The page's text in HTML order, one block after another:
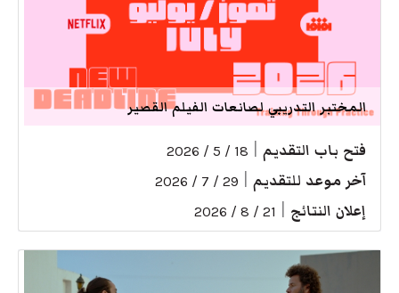
المختبر التدريبي لصانعات الفيلم القصير
فتح باب التقديم 18 / 5 / 2026
آخر موعد للتقديم 29 / 7 / 2026
إعلان النتائج 21 / 8 / 2026